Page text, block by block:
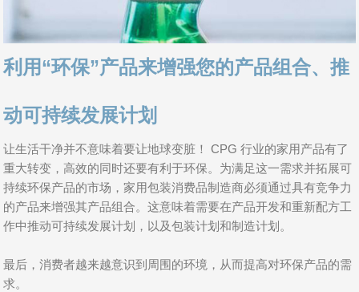
利用“环保”产品来增强您的产品组合、推
动可持续发展计划
让生活干净并不意味着要让地球变脏！ CPG 行业的家用产品有了
重大转变，高效的同时还要有利于环保。为满足这一需求并拓展可
持续环保产品的市场，家用包装消费品制造商必须通过具有竞争力
的产品来增强其产品组合。这意味着需要在产品开发和重新配方工
作中推动可持续发展计划，以及包装计划和制造计划。
最后，消费者越来越意识到周围的环境，从而提高对环保产品的需
求。